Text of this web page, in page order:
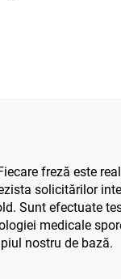
freză este
solicitărilor
Sunt efectuate
medicale
nostru de bază.